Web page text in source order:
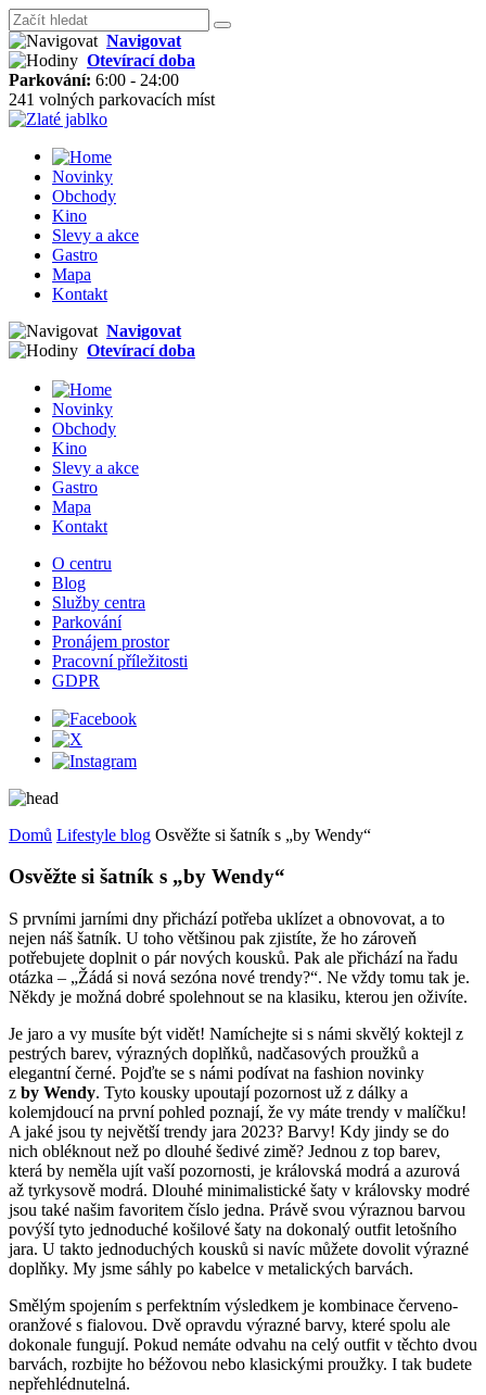
Navigovat
Otevírací doba
Parkování: 6:00 - 24:00
241 volných parkovacích míst
Novinky
Obchody
Kino
Slevy a akce
Gastro
Mapa
Kontakt
Navigovat
Otevírací doba
Novinky
Obchody
Kino
Slevy a akce
Gastro
Mapa
Kontakt
O centru
Blog
Služby centra
Parkování
Pronájem prostor
Pracovní příležitosti
GDPR
Domů Lifestyle blog Osvěžte si šatník s „by Wendy“
Osvěžte si šatník s „by Wendy“
S prvními jarními dny přichází potřeba uklízet a obnovovat, a to
nejen náš šatník. U toho většinou pak zjistíte, že ho zároveň
potřebujete doplnit o pár nových kousků. Pak ale přichází na řadu
otázka – „Žádá si nová sezóna nové trendy?“. Ne vždy tomu tak je.
Někdy je možná dobré spolehnout se na klasiku, kterou jen oživíte.
Je jaro a vy musíte být vidět! Namíchejte si s námi skvělý koktejl z
pestrých barev, výrazných doplňků, nadčasových proužků a
elegantní černé. Pojďte se s námi podívat na fashion novinky
z by Wendy. Tyto kousky upoutají pozornost už z dálky a
kolemjdoucí na první pohled poznají, že vy máte trendy v malíčku!
A jaké jsou ty největší trendy jara 2023? Barvy! Kdy jindy se do
nich obléknout než po dlouhé šedivé zimě? Jednou z top barev,
která by neměla ujít vaší pozornosti, je královská modrá a azurová
až tyrkysově modrá. Dlouhé minimalistické šaty v královsky modré
jsou také našim favoritem číslo jedna. Právě svou výraznou barvou
povýší tyto jednoduché košilové šaty na dokonalý outfit letošního
jara. U takto jednoduchých kousků si navíc můžete dovolit výrazné
doplňky. My jsme sáhly po kabelce v metalických barvách.
Smělým spojením s perfektním výsledkem je kombinace červeno-
oranžové s fialovou. Dvě opravdu výrazné barvy, které spolu ale
dokonale fungují. Pokud nemáte odvahu na celý outfit v těchto dvou
barvách, rozbijte ho béžovou nebo klasickými proužky. I tak budete
nepřehlédnutelná.